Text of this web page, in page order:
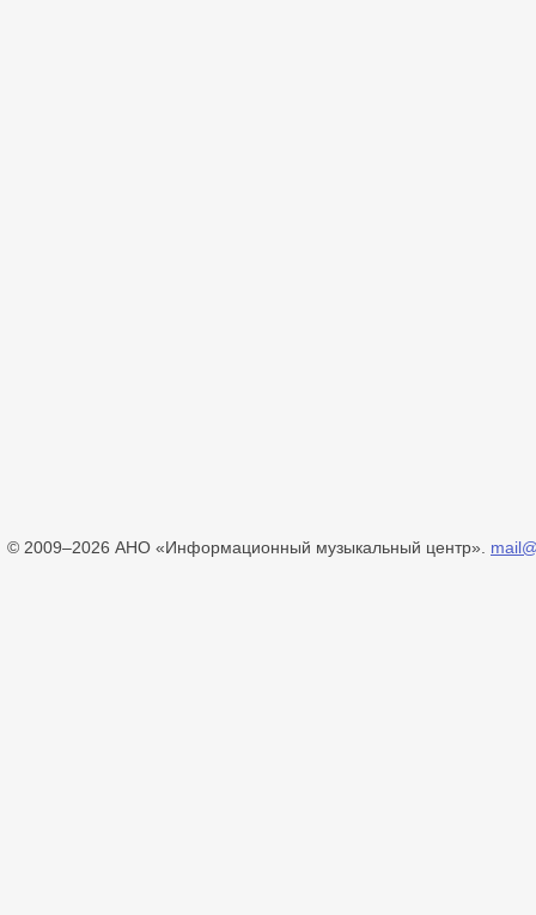
© 2009–2026 АНО «Информационный музыкальный центр».